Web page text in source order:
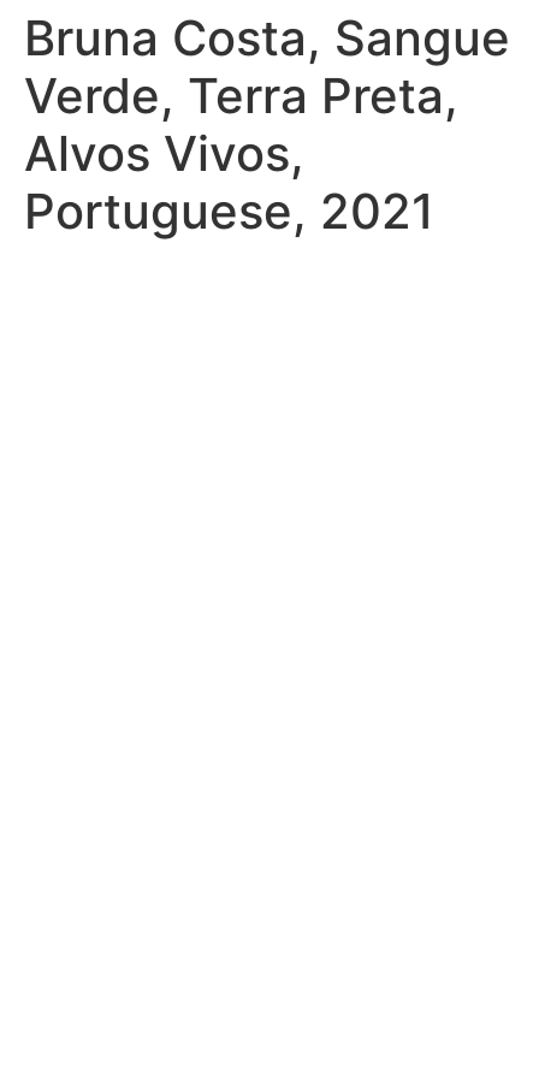
Bruna Costa, Sangue
Verde, Terra Preta,
Alvos Vivos,
Portuguese, 2021